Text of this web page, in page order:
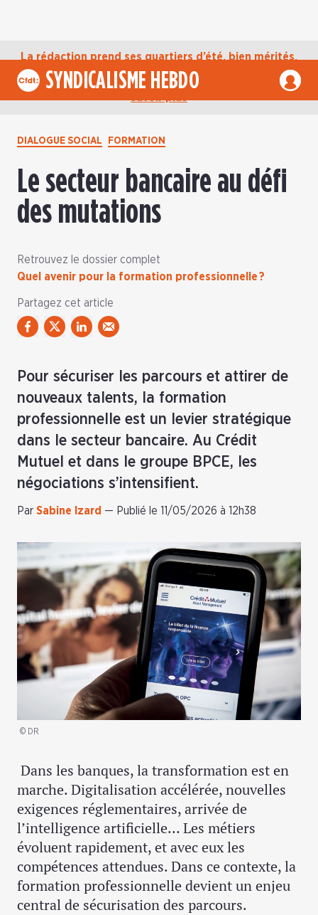
La rédaction prend ses quartiers d’été, bien mérités,
jusqu’au mardi 1er septembre. D’ici là, retrouvez
l’actualité de la CFDT sur notre compte Bluesky. En
SYNDICALISME HEBDO
DIALOGUE SOCIAL FORMATION
Le secteur bancaire au défi
des mutations
Retrouvez le dossier complet
Quel avenir pour la formation professionnelle ?
Partagez cet article
Pour sécuriser les parcours et attirer de
nouveaux talents, la formation
professionnelle est un levier stratégique
dans le secteur bancaire. Au Crédit
Mutuel et dans le groupe BPCE, les
négociations s’intensifient.
Par Sabine Izard — Publié le 11/05/2026 à 12h38
© DR
Dans les banques, la transformation est en
marche. Digitalisation accélérée, nouvelles
exigences réglementaires, arrivée de
l’intelligence artificielle… Les métiers
évoluent rapidement, et avec eux les
compétences attendues. Dans ce contexte, la
formation professionnelle devient un enjeu
central de sécurisation des parcours.